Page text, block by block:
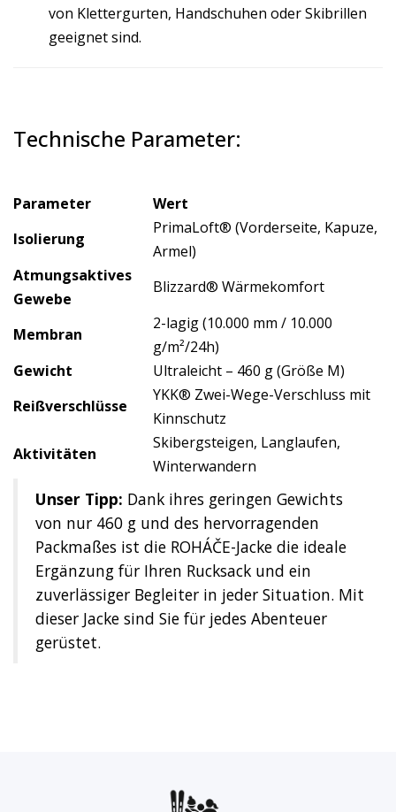
von Klettergurten, Handschuhen oder Skibrillen
geeignet sind.
Technische Parameter:
Parameter
Wert
Isolierung
PrimaLoft® (Vorderseite, Kapuze,
Armel)
Atmungsaktives
Gewebe
Blizzard® Wärmekomfort
Membran
2-lagig (10.000 mm / 10.000
g/m²/24h)
Gewicht
Ultraleicht – 460 g (Größe M)
Reißverschlüsse
YKK® Zwei-Wege-Verschluss mit
Kinnschutz
Aktivitäten
Skibergsteigen, Langlaufen,
Winterwandern
Unser Tipp: Dank ihres geringen Gewichts
von nur 460 g und des hervorragenden
Packmaßes ist die ROHÁČE-Jacke die ideale
Ergänzung für Ihren Rucksack und ein
zuverlässiger Begleiter in jeder Situation. Mit
dieser Jacke sind Sie für jedes Abenteuer
gerüstet.